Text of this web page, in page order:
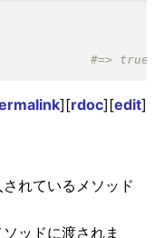
][rdoc][edit]
れているメソッド
ッドに渡されま